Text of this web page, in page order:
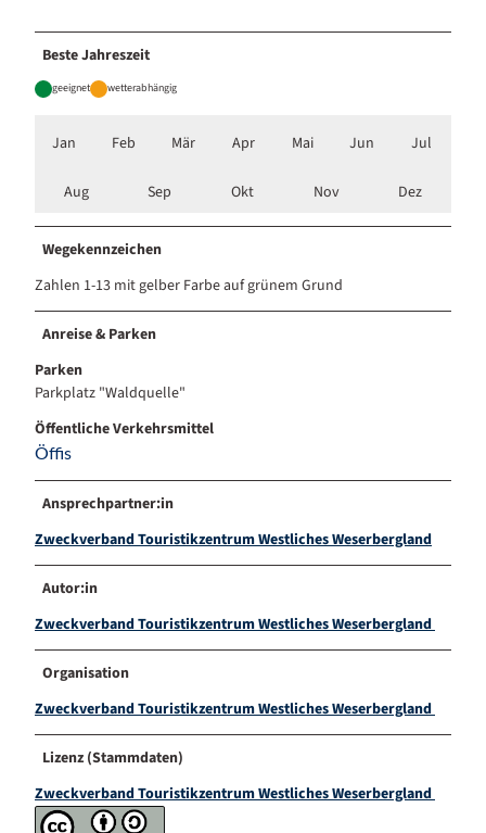
Beste Jahreszeit
geeignet wetterabhängig
Jan Feb Mär Apr Mai Jun Jul
Aug Sep Okt Nov Dez
Wegekennzeichen
Zahlen 1-13 mit gelber Farbe auf grünem Grund
Anreise & Parken
Parken
Parkplatz "Waldquelle"
Öffentliche Verkehrsmittel
Öffis
Ansprechpartner:in
Zweckverband Touristikzentrum Westliches Weserbergland
Autor:in
Zweckverband Touristikzentrum Westliches Weserbergland
Organisation
Zweckverband Touristikzentrum Westliches Weserbergland
Lizenz (Stammdaten)
Zweckverband Touristikzentrum Westliches Weserbergland